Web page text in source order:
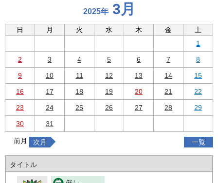
2025年 3月
日 月 火 水 木 金
土
1
2 3 4 5 6 7 8
9 10 11 12 13 14 15
16 17 18 19 20 21 22
23 24 25 26 27 28 29
30 31
前月 一覧
次月
タイトル